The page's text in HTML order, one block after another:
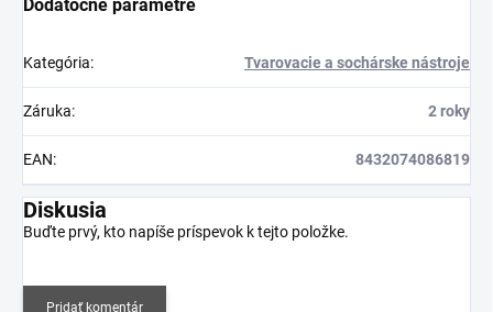
Dodatočné parametre
Kategória: Tvarovacie a sochárske nástroje
Záruka: 2 roky
EAN: 8432074086819
Diskusia
Buďte prvý, kto napíše príspevok k tejto položke.
Pridať komentár